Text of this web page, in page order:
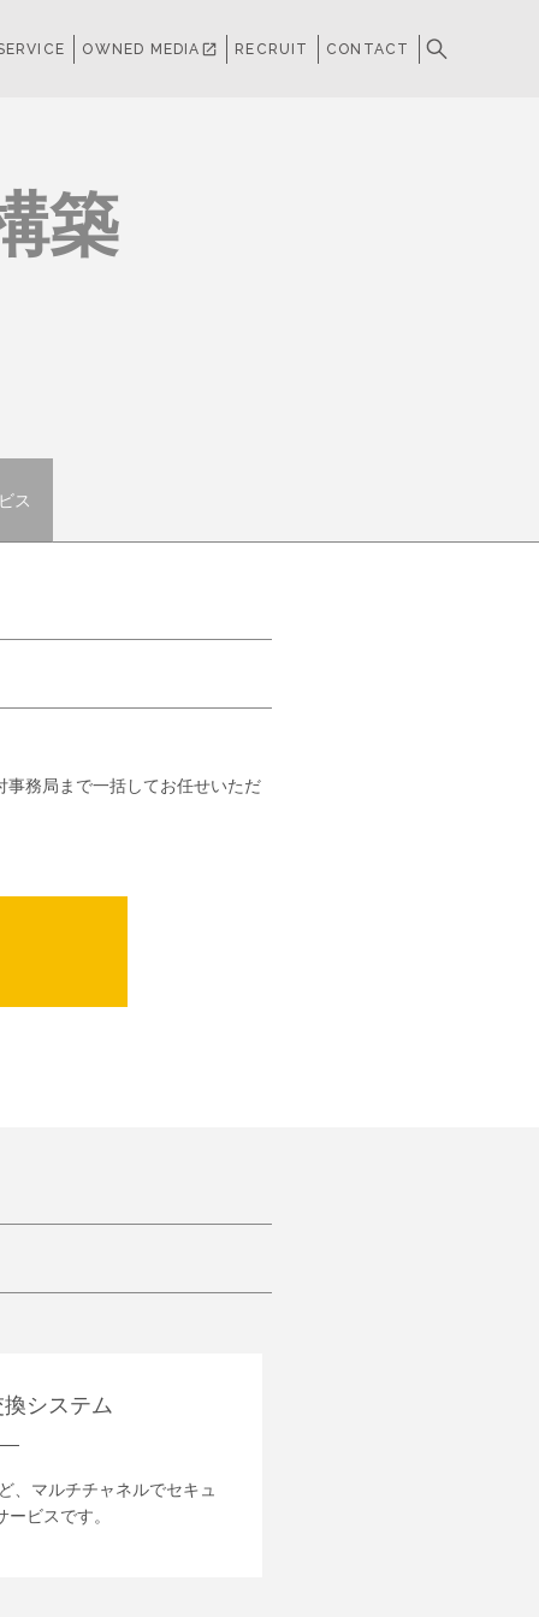
OWNED MEDIA open_in_new RECRUIT CONTACT
築
ス
務局まで一括してお任せいただ
システム
、マルチチャネルでセキュ
ビスです。